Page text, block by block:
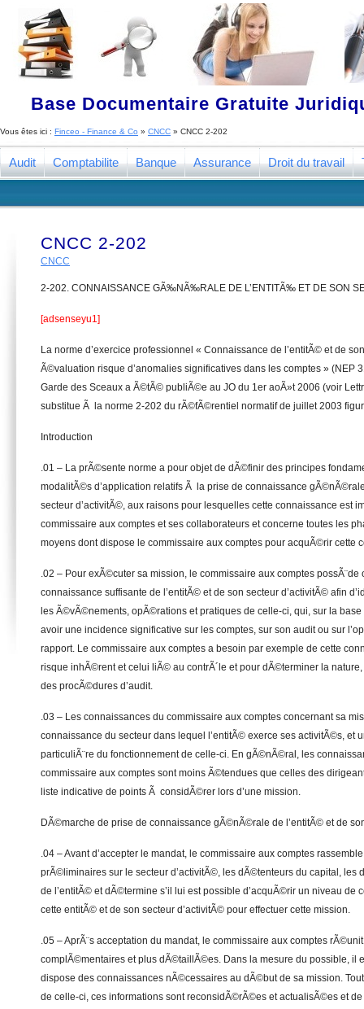
Base Documentaire Gratuite
Vous êtes ici : Finceo - Finance & Co » CNCC » CNCC 2-202
Audit Comptabilite Banque Assurance Droit du travail
CNCC 2-202
CNCC
2-202. CONNAISSANCE GÃ‰NÃ‰RALE DE L’ENTITÃ‰ ET DE SON
[adsenseyu1]
La norme d’exercice professionnel « Connaissance de l’entitÃ© et de
Ã©valuation risque d’anomalies significatives dans les comptes » (NEP
Garde des Sceaux a Ã©tÃ© publiÃ©e au JO du 1er aoÃ»t 2006 (voir
substitue Ã la norme 2-202 du rÃ©fÃ©rentiel normatif de juillet 2003
Introduction
.01 – La prÃ©sente norme a pour objet de dÃ©finir des principes
modalitÃ©s d’application relatifs Ã la prise de connaissance
secteur d’activitÃ©, aux raisons pour lesquelles cette connaissance est
commissaire aux comptes et ses collaborateurs et concerne toutes les
moyens dont dispose le commissaire aux comptes pour acquÃ©rir cette
.02 – Pour exÃ©cuter sa mission, le commissaire aux comptes possÃ¨de
connaissance suffisante de l’entitÃ© et de son secteur d’activitÃ© afin
les Ã©vÃ©nements, opÃ©rations et pratiques de celle-ci, qui, sur la
avoir une incidence significative sur les comptes, sur son audit ou sur
rapport. Le commissaire aux comptes a besoin par exemple de cette
risque inhÃ©rent et celui liÃ© au contrÃ´le et pour dÃ©terminer la
des procÃ©dures d’audit.
.03 – Les connaissances du commissaire aux comptes concernant sa
connaissance du secteur dans lequel l’entitÃ© exerce ses activitÃ©s, et
particuliÃ¨re du fonctionnement de celle-ci. En gÃ©nÃ©ral, les
commissaire aux comptes sont moins Ã©tendues que celles des
liste indicative de points Ã considÃ©rer lors d’une mission.
DÃ©marche de prise de connaissance gÃ©nÃ©rale de l’entitÃ© et de
.04 – Avant d’accepter le mandat, le commissaire aux comptes
prÃ©liminaires sur le secteur d’activitÃ©, les dÃ©tenteurs du capital, les
de l’entitÃ© et dÃ©termine s’il lui est possible d’acquÃ©rir un niveau de
cette entitÃ© et de son secteur d’activitÃ© pour effectuer cette mission.
.05 – AprÃ¨s acceptation du mandat, le commissaire aux comptes
complÃ©mentaires et plus dÃ©taillÃ©es. Dans la mesure du possible, il
dispose des connaissances nÃ©cessaires au dÃ©but de sa mission.
de celle-ci, ces informations sont reconsidÃ©rÃ©es et actualisÃ©es et